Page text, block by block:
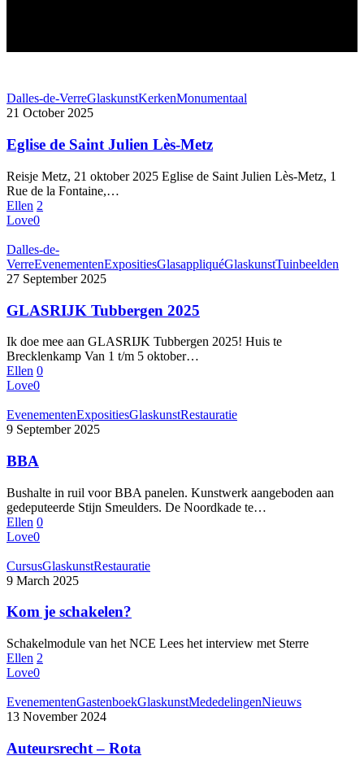
Dalles-de-VerreGlaskunstKerkenMonumentaal
21 October 2025
Eglise de Saint Julien Lès-Metz
Reisje Metz, 21 oktober 2025 Eglise de Saint Julien Lès-Metz, 1
Rue de la Fontaine,…
Ellen 2
Love0
Dalles-de-
VerreEvenementenExpositiesGlasappliquéGlaskunstTuinbeelden
27 September 2025
GLASRIJK Tubbergen 2025
Ik doe mee aan GLASRIJK Tubbergen 2025! Huis te
Brecklenkamp Van 1 t/m 5 oktober…
Ellen 0
Love0
EvenementenExpositiesGlaskunstRestauratie
9 September 2025
BBA
Bushalte in ruil voor BBA panelen. Kunstwerk aangeboden aan
gedeputeerde Stijn Smeulders. De Noordkade te…
Ellen 0
Love0
CursusGlaskunstRestauratie
9 March 2025
Kom je schakelen?
Schakelmodule van het NCE Lees het interview met Sterre
Ellen 2
Love0
EvenementenGastenboekGlaskunstMededelingenNieuws
13 November 2024
Auteursrecht – Rota